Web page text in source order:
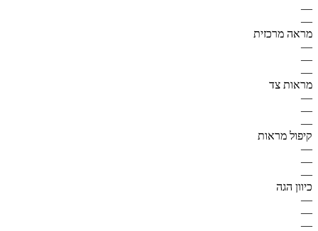
—
—
מראה מרכזית
—
—
—
מראות צד
—
—
—
קיפול מראות
—
—
—
כיוון הגה
—
—
—